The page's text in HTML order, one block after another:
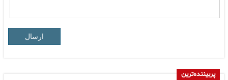
ارسال
پربیننده‌ترین